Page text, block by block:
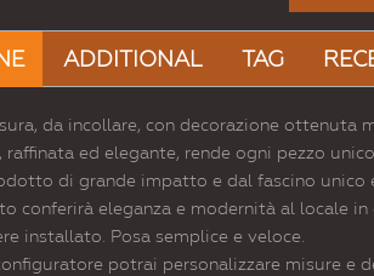
ADDITIONAL TAG
da incollare, con decorazione
raffinata ed elegante, rende ogni pezzo
di grande impatto e dal fascino unico
conferirà eleganza e modernità al locale in
installato. Posa semplice e veloce.
potrai personalizzare misure e